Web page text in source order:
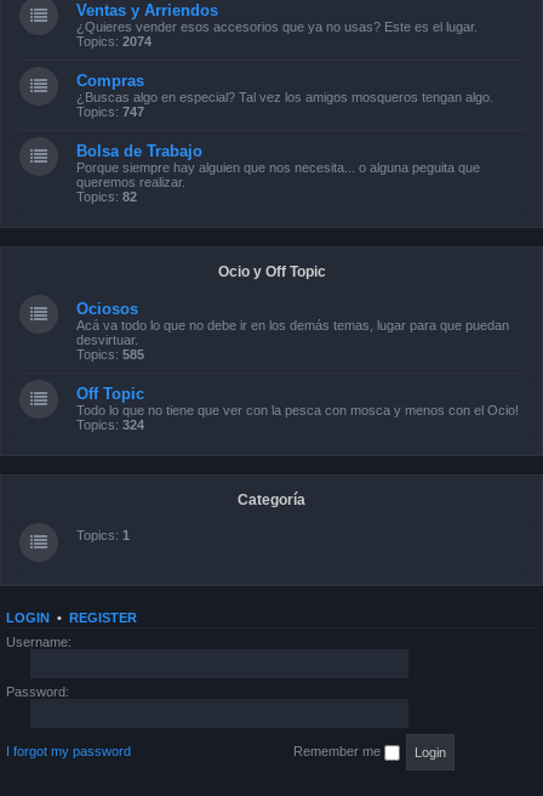
Ventas y Arriendos
¿Quieres vender esos accesorios que ya no usas? Este es el lugar.
Topics: 2074
Compras
¿Buscas algo en especial? Tal vez los amigos mosqueros tengan algo.
Topics: 747
Bolsa de Trabajo
Porque siempre hay alguien que nos necesita... o alguna peguita que
queremos realizar.
Topics: 82
Ocio y Off Topic
Ociosos
Acá va todo lo que no debe ir en los demás temas, lugar para que puedan
desvirtuar.
Topics: 585
Off Topic
Todo lo que no tiene que ver con la pesca con mosca y menos con el Ocio!
Topics: 324
Categoría
Topics: 1
LOGIN • REGISTER
Username:
Password:
I forgot my password Remember me